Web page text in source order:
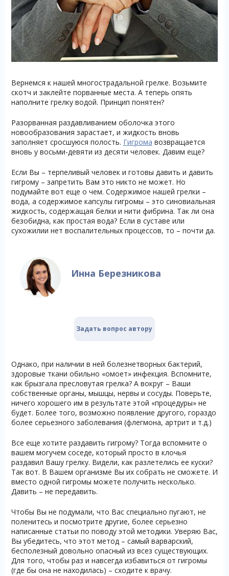
Вернемся к нашей многострадальной грелке. Возьмите
скотч и заклейте порванные места. А теперь опять
наполните грелку водой. Принцип понятен?
Разорванная раздавливанием оболочка этого
новообразования зарастает, и жидкость вновь
заполняет сросшуюся полость. Гигрома возвращается
вновь у восьми-девяти из десяти человек. Давим еще?
Если Вы – терпеливый человек и готовы давить и давить
гигрому – запретить Вам это никто не может. Но
подумайте вот еще о чем. Содержимое нашей грелки –
вода, а содержимое капсулы гигромы – это синовиальная
жидкость, содержащая белки и нити фибрина. Так ли она
безобидна, как простая вода? Если в суставе или
сухожилии нет воспалительных процессов, то – почти да.
Инна Березникова
Задать вопрос автору
Однако, при наличии в ней болезнетворных бактерий,
здоровые ткани обильно «омоет» инфекция. Вспомните,
как брызгала пресловутая грелка? А вокруг – Ваши
собственные органы, мышцы, нервы и сосуды. Поверьте,
ничего хорошего им в результате этой «процедуры» не
будет. Более того, возможно появление другого, гораздо
более серьезного заболевания (флегмона, артрит и т.д.)
Все еще хотите раздавить гигрому? Тогда вспомните о
вашем могучем соседе, который просто в клочья
раздавил Вашу грелку. Видели, как разлетелись ее куски?
Так вот. В Вашем организме Вы их собрать не сможете. И
вместо одной гигромы можете получить несколько.
Давить – не передавить.
Чтобы Вы не подумали, что Вас специально пугают, не
поленитесь и посмотрите другие, более серьезно
написанные статьи по поводу этой методики. Уверяю Вас,
Вы убедитесь, что этот метод – самый варварский,
бесполезный довольно опасный из всез существующих.
Для того, чтобы раз и навсегда избавиться от гигромы
(где бы она не находилась) – сходите к врачу.